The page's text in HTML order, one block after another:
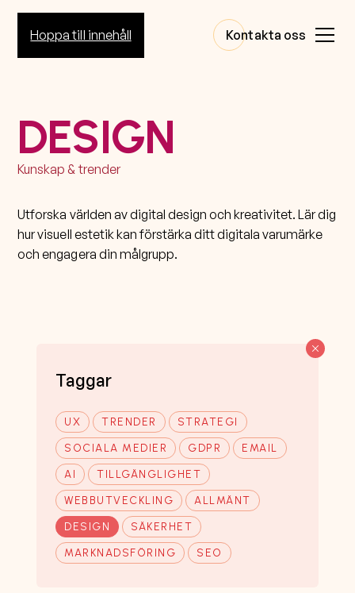
Hoppa till innehåll Kontakta oss
DESIGN
Kunskap & trender
Utforska världen av digital design och kreativitet. Lär dig
hur visuell estetik kan förstärka ditt digitala varumärke
och engagera din målgrupp.
Taggar
UX TRENDER STRATEGI
SOCIALA MEDIER GDPR EMAIL
AI TILLGÄNGLIGHET
WEBBUTVECKLING ALLMÄNT
DESIGN SÄKERHET
MARKNADSFÖRING SEO